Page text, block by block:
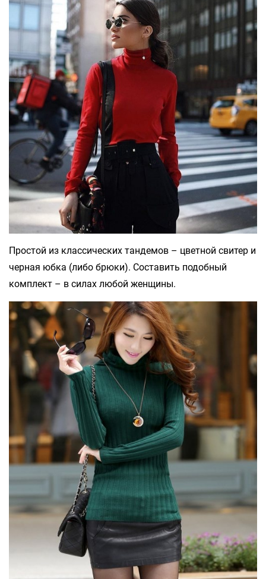
Простой из классических тандемов – цветной свитер и
черная юбка (либо брюки). Составить подобный
комплект – в силах любой женщины.